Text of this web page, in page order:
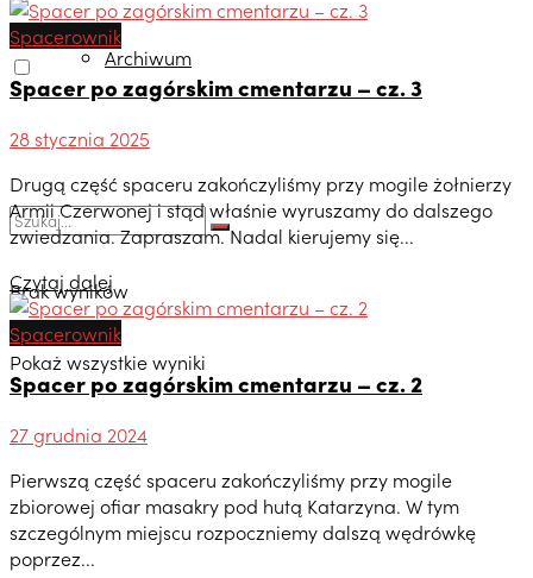
Archiwum
Brak wyników
Pokaż wszystkie wyniki
Spacerownik
Spacer po zagórskim cmentarzu – cz. 3
28 stycznia 2025
Drugą część spaceru zakończyliśmy przy mogile żołnierzy
Armii Czerwonej i stąd właśnie wyruszamy do dalszego
zwiedzania. Zapraszam. Nadal kierujemy się...
Czytaj dalej
Spacerownik
Spacer po zagórskim cmentarzu – cz. 2
27 grudnia 2024
Pierwszą część spaceru zakończyliśmy przy mogile
zbiorowej ofiar masakry pod hutą Katarzyna. W tym
szczególnym miejscu rozpoczniemy dalszą wędrówkę
poprzez...